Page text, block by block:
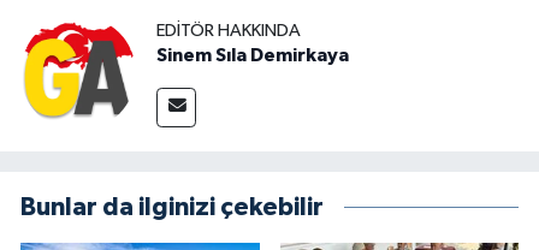
EDITÖR HAKKINDA
Sinem Sıla Demirkaya
Bunlar da ilginizi çekebilir